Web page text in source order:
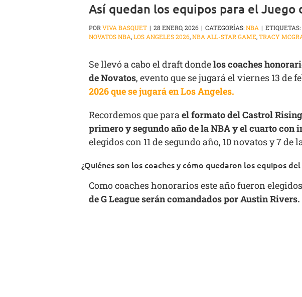
Así quedan los equipos para el Juego
PORVIVA BASQUET | 28 ENERO, 2026 | CATEGORÍAS:NBA | ETIQUETAS:
NOVATOS NBA,LOS ANGELES 2026,NBA ALL-STAR GAME,TRACY
Se llevó a cabo el draft dondelos coaches
de Novatos, evento que se jugará el viernes 13 de
2026 que se jugará en Los Angeles.
Recordemos que parael formato del Castrol
primero y segundo año de la NBA y el cuarto con
elegidos con 11 de segundo año, 10 novatos y 7 de
¿Quiénes son los coaches y cómo quedaron los equipos del
Como coaches honorarios este año fueron elegidos
de G League serán comandados por Austin Rivers.